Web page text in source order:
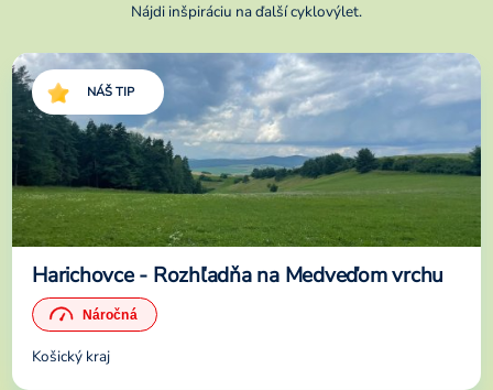
Nájdi inšpiráciu na ďalší cyklovýlet.
NÁŠ TIP
Harichovce - Rozhľadňa na Medveďom vrchu
Košický kraj